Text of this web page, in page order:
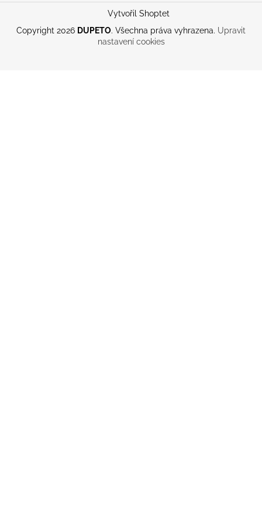
Vytvořil Shoptet
Copyright 2026 DUPETO. Všechna práva vyhrazena. Upravit
nastavení cookies